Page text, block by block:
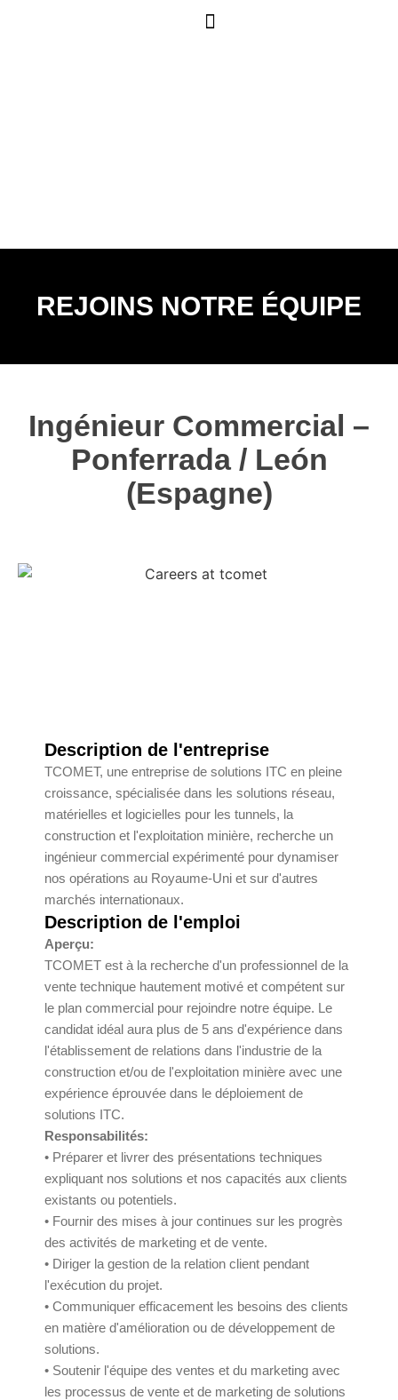
REJOINS NOTRE ÉQUIPE
Ingénieur Commercial –
Ponferrada / León
(Espagne)
Description de l'entreprise
TCOMET, une entreprise de solutions ITC en pleine
croissance, spécialisée dans les solutions réseau,
matérielles et logicielles pour les tunnels, la
construction et l'exploitation minière, recherche un
ingénieur commercial expérimenté pour dynamiser
nos opérations au Royaume-Uni et sur d'autres
marchés internationaux.
Description de l'emploi
Aperçu:
TCOMET est à la recherche d'un professionnel de la
vente technique hautement motivé et compétent sur
le plan commercial pour rejoindre notre équipe. Le
candidat idéal aura plus de 5 ans d'expérience dans
l'établissement de relations dans l'industrie de la
construction et/ou de l'exploitation minière avec une
expérience éprouvée dans le déploiement de
solutions ITC.
Responsabilités:
• Préparer et livrer des présentations techniques
expliquant nos solutions et nos capacités aux clients
existants ou potentiels.
• Fournir des mises à jour continues sur les progrès
des activités de marketing et de vente.
• Diriger la gestion de la relation client pendant
l'exécution du projet.
• Communiquer efficacement les besoins des clients
en matière d'amélioration ou de développement de
solutions.
• Soutenir l'équipe des ventes et du marketing avec
les processus de vente et de marketing de solutions